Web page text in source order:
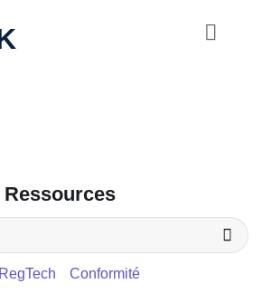
Ressources
RegTech Conformité